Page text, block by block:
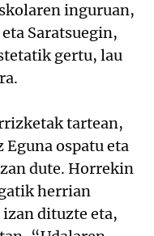
inguruan,
Saratsuegin,
gertu, lau
tartean,
ospatu eta
dute. Horrekin
herrian
dituzte eta,